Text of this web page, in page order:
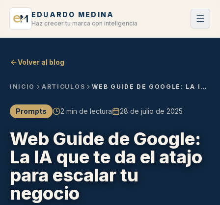
EDUARDO MEDINA
Haz crecer tu marca con inteligencia
Volver al blog
INICIO ARTICULOS WEB GUIDE DE GOOGLE: LA IA QUE TE DA EL ATAJO PARA ESCALAR TU NEGOCIO
Prompts 2 min de lectura 28 de julio de 2025
Web Guide de Google:
La IA que te da el atajo
para escalar tu
negocio